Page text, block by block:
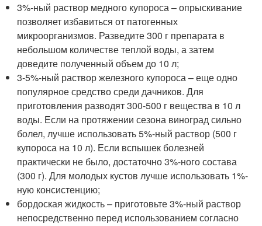
3%-ный раствор медного купороса – опрыскивание
позволяет избавиться от патогенных
микроорганизмов. Разведите 300 г препарата в
небольшом количестве теплой воды, а затем
доведите полученный объем до 10 л;
3-5%-ный раствор железного купороса – еще одно
популярное средство среди дачников. Для
приготовления разводят 300-500 г вещества в 10 л
воды. Если на протяжении сезона виноград сильно
болел, лучше использовать 5%-ный раствор (500 г
купороса на 10 л). Если вспышек болезней
практически не было, достаточно 3%-ного состава
(300 г). Для молодых кустов лучше использовать 1%-
ную консистенцию;
бордоская жидкость – приготовьте 3%-ный раствор
непосредственно перед использованием согласно